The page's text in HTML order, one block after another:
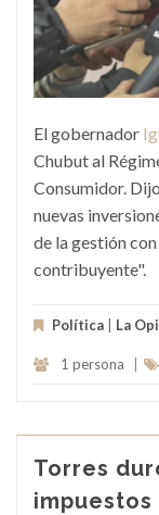
El gobernador
Chubut al
Consumidor.
nuevas
de la gestión
contribuyente".
Política La
1 persona
Torres
impuestos